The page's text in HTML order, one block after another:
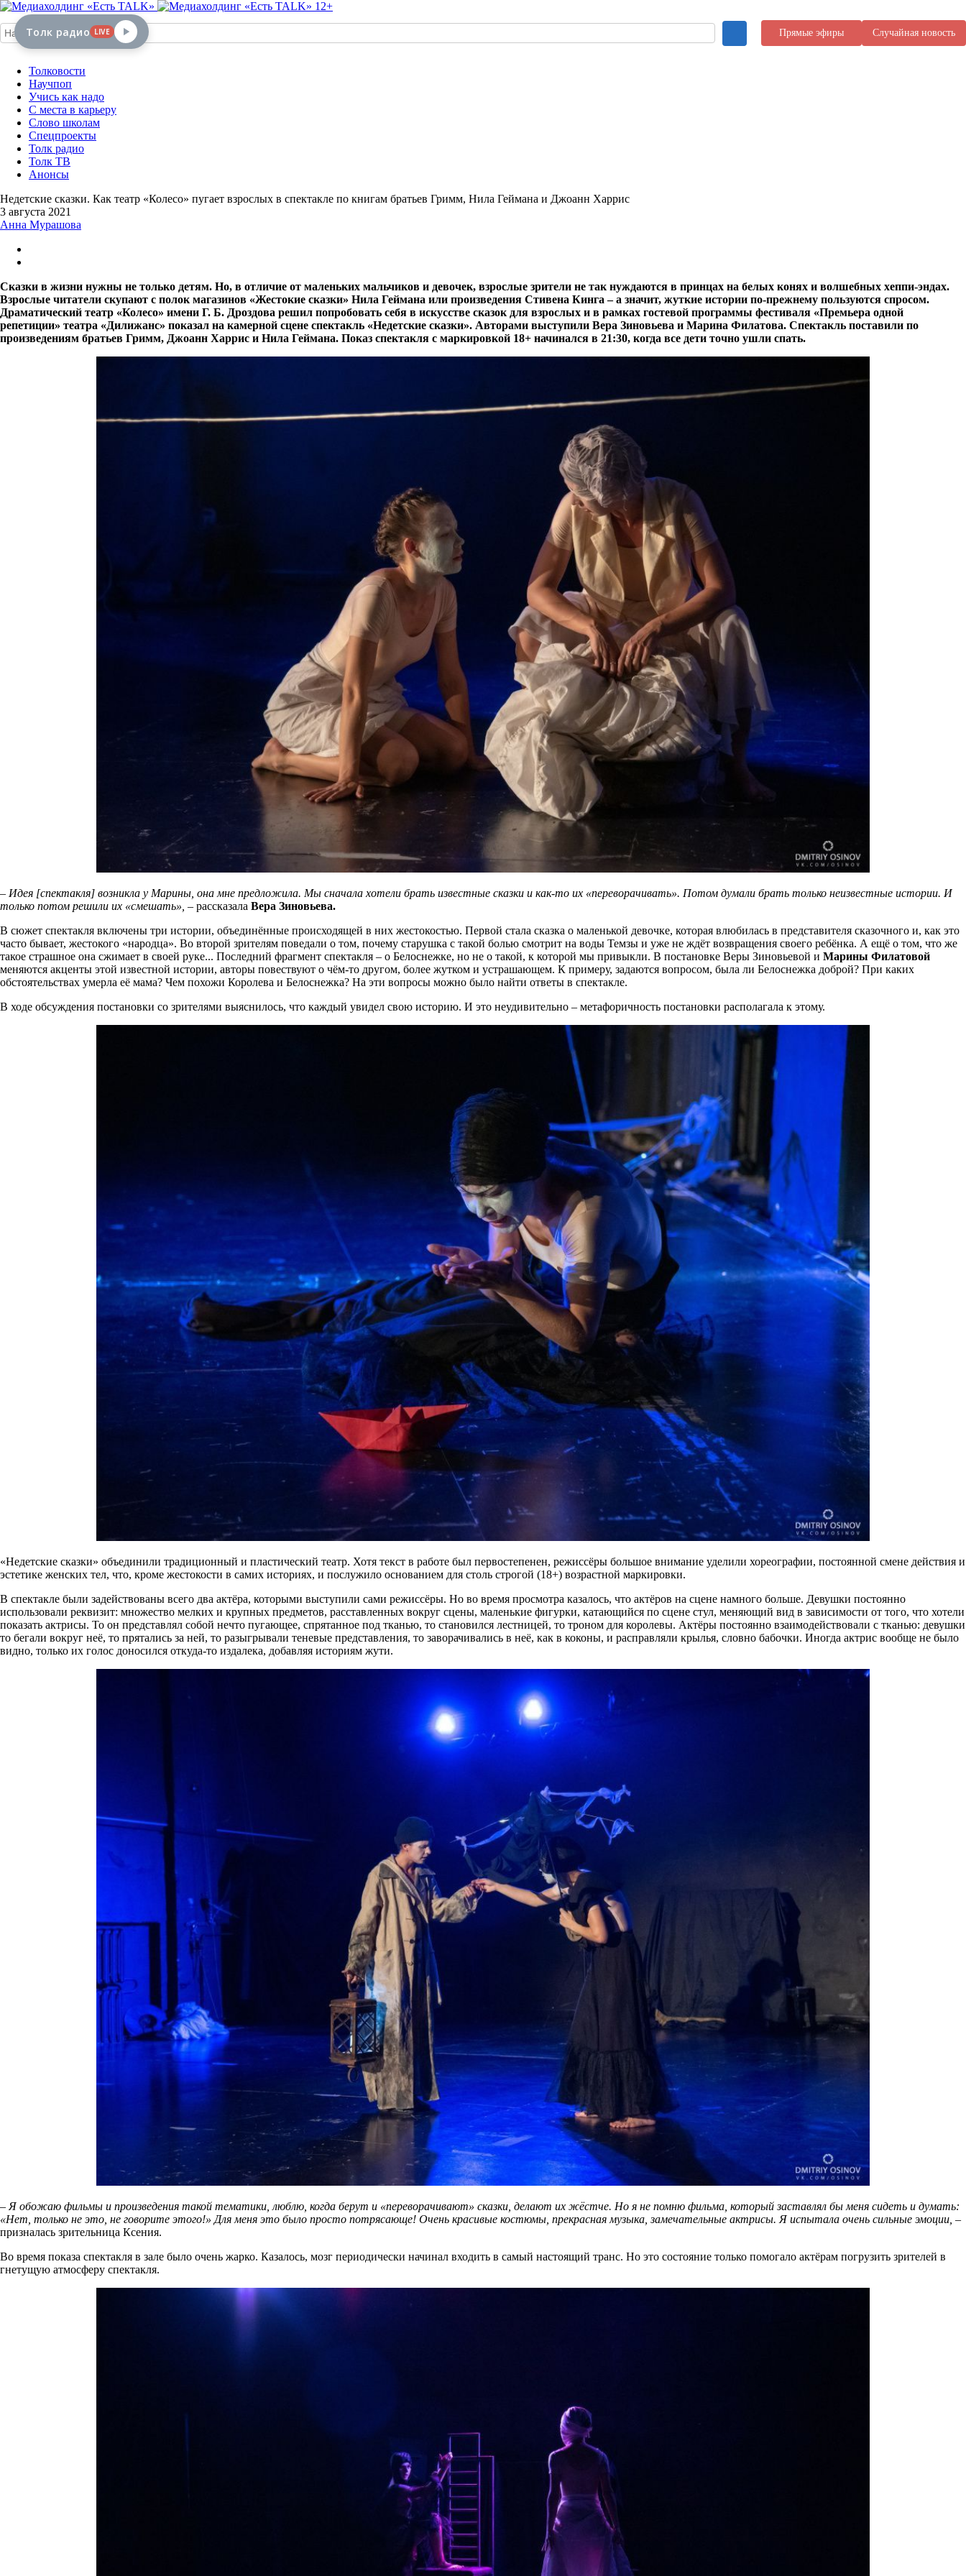
12+
Прямые эфиры Случайная новость
Толковости
Научпоп
Учись как надо
С места в карьеру
Слово школам
Спецпроекты
Толк радио
Толк ТВ
Анонсы
Недетские сказки. Как театр «Колесо» пугает взрослых в спектакле по книгам братьев Гримм, Нила Геймана и Джоанн Харрис
3 августа 2021
Анна Мурашова
Сказки в жизни нужны не только детям. Но, в отличие от маленьких мальчиков и девочек, взрослые зрители не так нуждаются в принцах на белых конях и волшебных хеппи-эндах.
Взрослые читатели скупают с полок магазинов «Жестокие сказки» Нила Геймана или произведения Стивена Кинга – а значит, жуткие истории по-прежнему пользуются спросом.
Драматический театр «Колесо» имени Г. Б. Дроздова решил попробовать себя в искусстве сказок для взрослых и в рамках гостевой программы фестиваля «Премьера одной
репетиции» театра «Дилижанс» показал на камерной сцене спектакль «Недетские сказки». Авторами выступили Вера Зиновьева и Марина Филатова. Спектакль поставили по
произведениям братьев Гримм, Джоанн Харрис и Нила Геймана. Показ спектакля с маркировкой 18+ начинался в 21:30, когда все дети точно ушли спать.
– Идея [спектакля] возникла у Марины, она мне предложила. Мы сначала хотели брать известные сказки и как-то их «переворачивать». Потом думали брать только неизвестные истории. И
только потом решили их «смешать», – рассказала Вера Зиновьева.
В сюжет спектакля включены три истории, объединённые происходящей в них жестокостью. Первой стала сказка о маленькой девочке, которая влюбилась в представителя сказочного и, как это
часто бывает, жестокого «народца». Во второй зрителям поведали о том, почему старушка с такой болью смотрит на воды Темзы и уже не ждёт возвращения своего ребёнка. А ещё о том, что же
такое страшное она сжимает в своей руке... Последний фрагмент спектакля – о Белоснежке, но не о такой, к которой мы привыкли. В постановке Веры Зиновьевой и Марины Филатовой
меняются акценты этой известной истории, авторы повествуют о чём-то другом, более жутком и устрашающем. К примеру, задаются вопросом, была ли Белоснежка доброй? При каких
обстоятельствах умерла её мама? Чем похожи Королева и Белоснежка? На эти вопросы можно было найти ответы в спектакле.
В ходе обсуждения постановки со зрителями выяснилось, что каждый увидел свою историю. И это неудивительно – метафоричность постановки располагала к этому.
«Недетские сказки» объединили традиционный и пластический театр. Хотя текст в работе был первостепенен, режиссёры большое внимание уделили хореографии, постоянной смене действия и
эстетике женских тел, что, кроме жестокости в самих историях, и послужило основанием для столь строгой (18+) возрастной маркировки.
В спектакле были задействованы всего два актёра, которыми выступили сами режиссёры. Но во время просмотра казалось, что актёров на сцене намного больше. Девушки постоянно
использовали реквизит: множество мелких и крупных предметов, расставленных вокруг сцены, маленькие фигурки, катающийся по сцене стул, меняющий вид в зависимости от того, что хотели
показать актрисы. То он представлял собой нечто пугающее, спрятанное под тканью, то становился лестницей, то троном для королевы. Актёры постоянно взаимодействовали с тканью: девушки
то бегали вокруг неё, то прятались за ней, то разыгрывали теневые представления, то заворачивались в неё, как в коконы, и расправляли крылья, словно бабочки. Иногда актрис вообще не было
видно, только их голос доносился откуда-то издалека, добавляя историям жути.
– Я обожаю фильмы и произведения такой тематики, люблю, когда берут и «переворачивают» сказки, делают их жёстче. Но я не помню фильма, который заставлял бы меня сидеть и думать:
«Нет, только не это, не говорите этого!» Для меня это было просто потрясающе! Очень красивые костюмы, прекрасная музыка, замечательные актрисы. Я испытала очень сильные эмоции, –
призналась зрительница Ксения.
Во время показа спектакля в зале было очень жарко. Казалось, мозг периодически начинал входить в самый настоящий транс. Но это состояние только помогало актёрам погрузить зрителей в
гнетущую атмосферу спектакля.
Толк радио LIVE